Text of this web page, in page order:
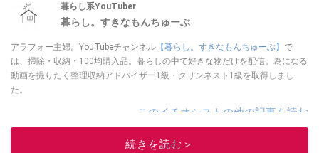
暮らし系YouTuber
暮らし。すきなもんちゅーぶ
アラフォー主婦。YouTubeチャンネル 【暮らし。すきなもんちゅーぶ】 で
は、掃除・収納・100均購入品。暮らしの中で好きな物だけを配信。為になる
動画を撮りたく整理収納アドバイザー1級・クリンネスト1級を取得しまし
た。
このイチオシストの他の記事を読む
続きを読む＞